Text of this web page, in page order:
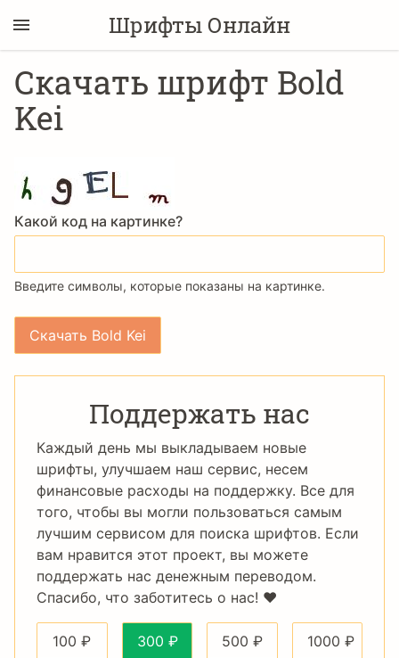
Шрифты Онлайн
Скачать шрифт Bold
Kei
Какой код на картинке?
Введите символы, которые показаны на картинке.
Поддержать нас
Каждый день мы выкладываем новые
шрифты, улучшаем наш сервис, несем
финансовые расходы на поддержку. Все для
того, чтобы вы могли пользоваться самым
лучшим сервисом для поиска шрифтов. Если
вам нравится этот проект, вы можете
поддержать нас денежным переводом.
Спасибо, что заботитесь о нас! ❤️
100 ₽ 300 ₽ 500 ₽ 1000 ₽